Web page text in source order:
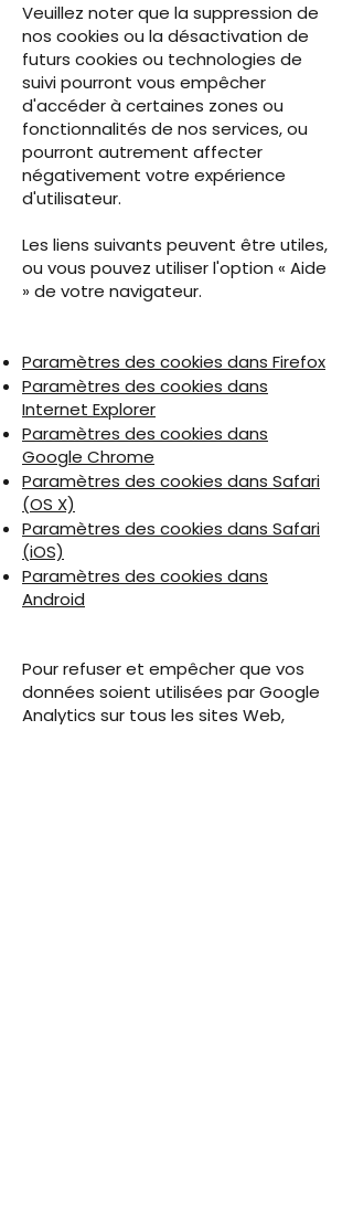
Veuillez noter que la suppression de
nos cookies ou la désactivation de
futurs cookies ou technologies de
suivi pourront vous empêcher
d'accéder à certaines zones ou
fonctionnalités de nos services, ou
pourront autrement affecter
négativement votre expérience
d'utilisateur.
Les liens suivants peuvent être utiles,
ou vous pouvez utiliser l'option « Aide
» de votre navigateur.
Paramètres des cookies dans Firefox
Paramètres des cookies dans
Internet Explorer
Paramètres des cookies dans
Google Chrome
Paramètres des cookies dans Safari
(OS X)
Paramètres des cookies dans Safari
(iOS)
Paramètres des cookies dans
Android
Pour refuser et empêcher que vos
données soient utilisées par Google
Analytics sur tous les sites Web,